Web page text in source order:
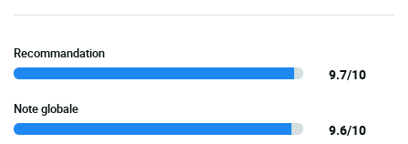
Recommandation
9.7/10
Note globale
9.6/10